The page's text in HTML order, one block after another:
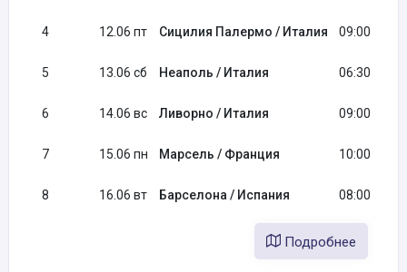
4 12.06 пт Сицилия Палермо / Италия 09:00
5 13.06 сб Неаполь / Италия 06:30
6 14.06 вс Ливорно / Италия 09:00
7 15.06 пн Марсель / Франция 10:00
8 16.06 вт Барселона / Испания 08:00
Подробнее